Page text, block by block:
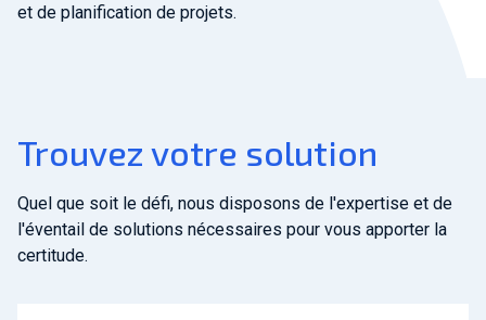
et de planification de projets.
Trouvez votre solution
Quel que soit le défi, nous disposons de l'expertise et de
l'éventail de solutions nécessaires pour vous apporter la
certitude.